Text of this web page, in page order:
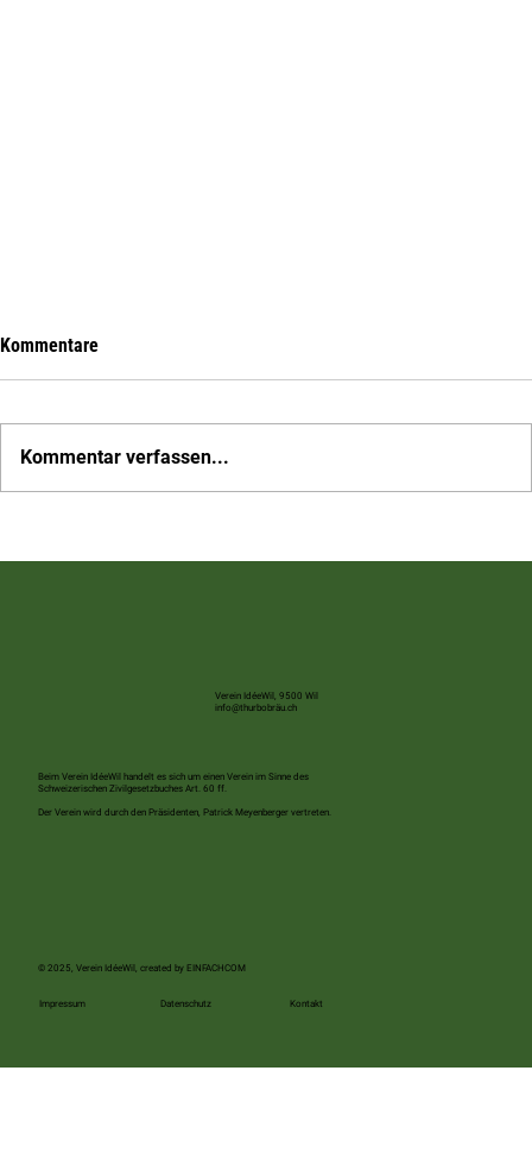
Kommentare
Kommentar verfassen...
Verein IdéeWil, 9500 Wil
info@thurbobräu.ch
Beim Verein IdéeWil handelt es sich um einen Verein im Sinne des
Schweizerischen Zivilgesetzbuches Art. 60 ff.
Der Verein wird durch den Präsidenten, Patrick Meyenberger vertreten.
© 2025, Verein IdéeWil, created by EINFACHCOM
Impressum Datenschutz Kontakt